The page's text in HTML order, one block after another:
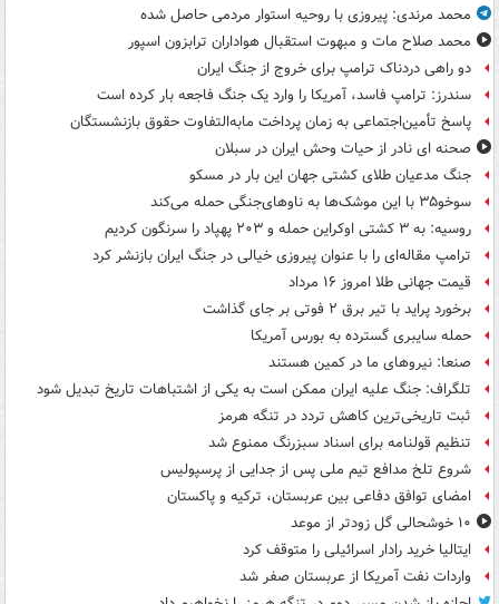
محمد مرندی: پیروزی با روحیه استوار مردمی حاصل شده
محمد صلاح مات و مبهوت استقبال هواداران ترابزون اسپور
دو راهی دردناک ترامپ برای خروج از جنگ ایران
سندرز: ترامپ فاسد، آمریکا را وارد یک جنگ فاجعه بار کرده است
پاسخ تأمین‌اجتماعی به زمان پرداخت مابه‌التفاوت حقوق بازنشستگان
صحنه ای نادر از حیات وحش ایران در سبلان
جنگ مدعیان طلای کشتی جهان این بار در مسکو
سوخو۳۵ با این موشک‌ها به ناوهای‌جنگی حمله می‌کند
روسیه: به ۳ کشتی اوکراین حمله و ۲۰۳ پهپاد را سرنگون کردیم
ترامپ مقاله‌ای را با عنوان پیروزی خیالی در جنگ ایران بازنشر کرد
قیمت جهانی طلا امروز ۱۶ مرداد
برخورد پراید با تیر برق ۲ فوتی بر جای گذاشت
حمله سایبری گسترده به بورس آمریکا
صنعا: نیروهای ما در کمین‌ هستند
تلگراف: جنگ علیه ایران ممکن است به یکی از اشتباهات تاریخ تبدیل شود
ثبت تاریخی‌ترین کاهش تردد در تنگه هرمز
تنظیم قولنامه برای اسناد سبزرنگ ممنوع شد
شروع تلخ مدافع تیم ملی پس از جدایی از پرسپولیس
امضای توافق دفاعی بین عربستان، ترکیه و پاکستان
۱۰ خوشحالی گل زودتر از موعد
ایتالیا خرید رادار اسرائیلی را متوقف کرد
واردات نفت آمریکا از عربستان صفر شد